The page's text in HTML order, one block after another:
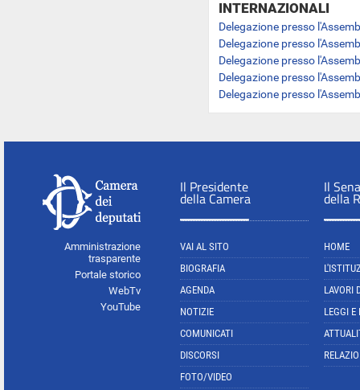
INTERNAZIONALI
Delegazione presso
Delegazione presso
Delegazione presso
Delegazione presso
Delegazione presso
Amministrazione
trasparente
Portale storico
WebTv
YouTube
Il Presidente
della Camera
VAI AL SITO
BIOGRAFIA
AGENDA
NOTIZIE
COMUNICATI
DISCORSI
FOTO/VIDEO
Il
della
HOME
LAVORI
LEGGI E